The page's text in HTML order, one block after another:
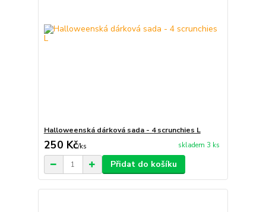
Halloweenská dárková sada - 4 scrunchies L
250 Kč/ks skladem 3 ks
Přidat do košíku